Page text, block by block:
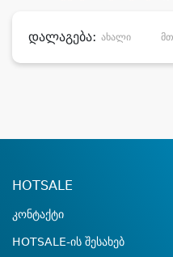
დალაგება: ახალი
HOTSALE
კონტაქტი
HOTSALE-ის შესახებ